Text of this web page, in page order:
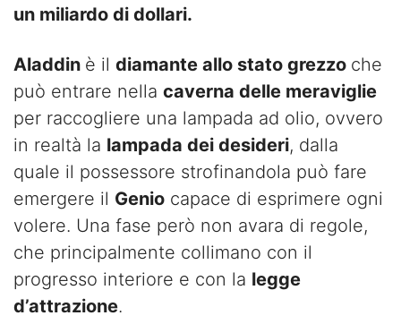
un miliardo di dollari.
Aladdin è il diamante allo stato grezzo che
può entrare nella caverna delle meraviglie
per raccogliere una lampada ad olio, ovvero
in realtà la lampada dei desideri, dalla
quale il possessore strofinandola può fare
emergere il Genio capace di esprimere ogni
volere. Una fase però non avara di regole,
che principalmente collimano con il
progresso interiore e con la legge
d’attrazione.